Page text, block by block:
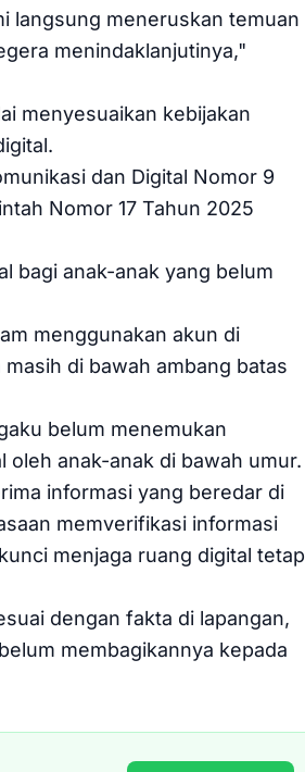
langsung meneruskan temuan
menindaklanjutinya,"
menyesuaikan kebijakan
dan Digital Nomor 9
Nomor 17 Tahun 2025
bagi anak-anak yang belum
menggunakan akun di
di bawah ambang batas
belum menemukan
anak-anak di bawah umur.
informasi yang beredar di
memverifikasi informasi
menjaga ruang digital tetap
dengan fakta di lapangan,
membagikannya kepada